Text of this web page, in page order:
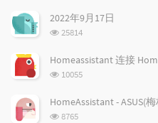
文
章
2022年9月17日
浏
次
25814
Homeassistant 连接
浏
次
10055
HomeAssistant - ASUS(
浏
8765